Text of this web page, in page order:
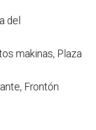
del
makinas, Plaza
Frontón